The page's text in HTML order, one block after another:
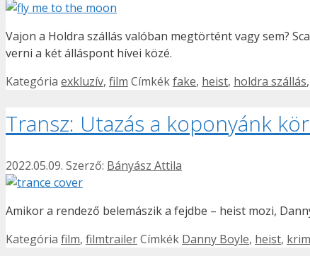
Vajon a Holdra szállás valóban megtörtént vagy sem?
verni a két álláspont hívei közé.
Kategória exkluzív, film Címkékfake, heist, holdra szállás,
Transz: Utazás a koponyánk
2022.05.09. Szerző: Bányász Attila
Amikor a rendező belemászik a fejdbe – heist mozi,
Kategória film, filmtrailerCímkék Danny Boyle, heist,